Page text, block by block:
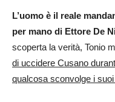
L’uomo è il reale
per mano di Ettore De
scoperta la verità, Tonio
di uccidere Cusano
qualcosa sconvolge i